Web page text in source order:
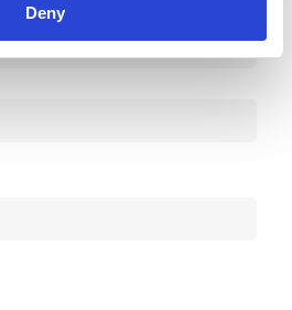
Deny